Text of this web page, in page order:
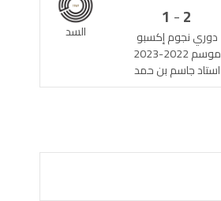
السد
2
-
1
دوري نجوم إكسبو
موسم 2022-2023
استاد جاسم بن حمد